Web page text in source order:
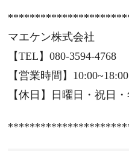
マエケン株式会社
【TEL】080-3594-4768
【営業時間】
【休日】日曜日・祝日